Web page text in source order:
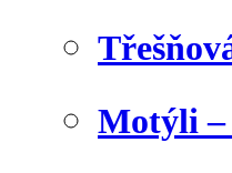
Motýli –